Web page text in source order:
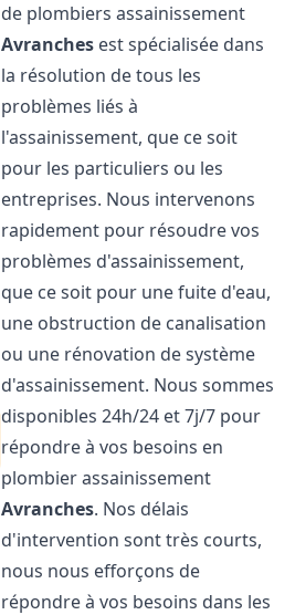
de plombiers assainissement
Avranches est spécialisée dans
la résolution de tous les
problèmes liés à
l'assainissement, que ce soit
pour les particuliers ou les
entreprises. Nous intervenons
rapidement pour résoudre vos
problèmes d'assainissement,
que ce soit pour une fuite d'eau,
une obstruction de canalisation
ou une rénovation de système
d'assainissement. Nous sommes
disponibles 24h/24 et 7j/7 pour
répondre à vos besoins en
plombier assainissement
Avranches. Nos délais
d'intervention sont très courts,
nous nous efforçons de
répondre à vos besoins dans les